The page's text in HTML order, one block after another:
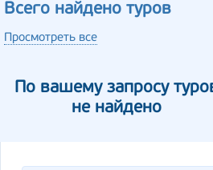
Всего найдено туров
Просмотреть все
По вашему запросу
не найдено